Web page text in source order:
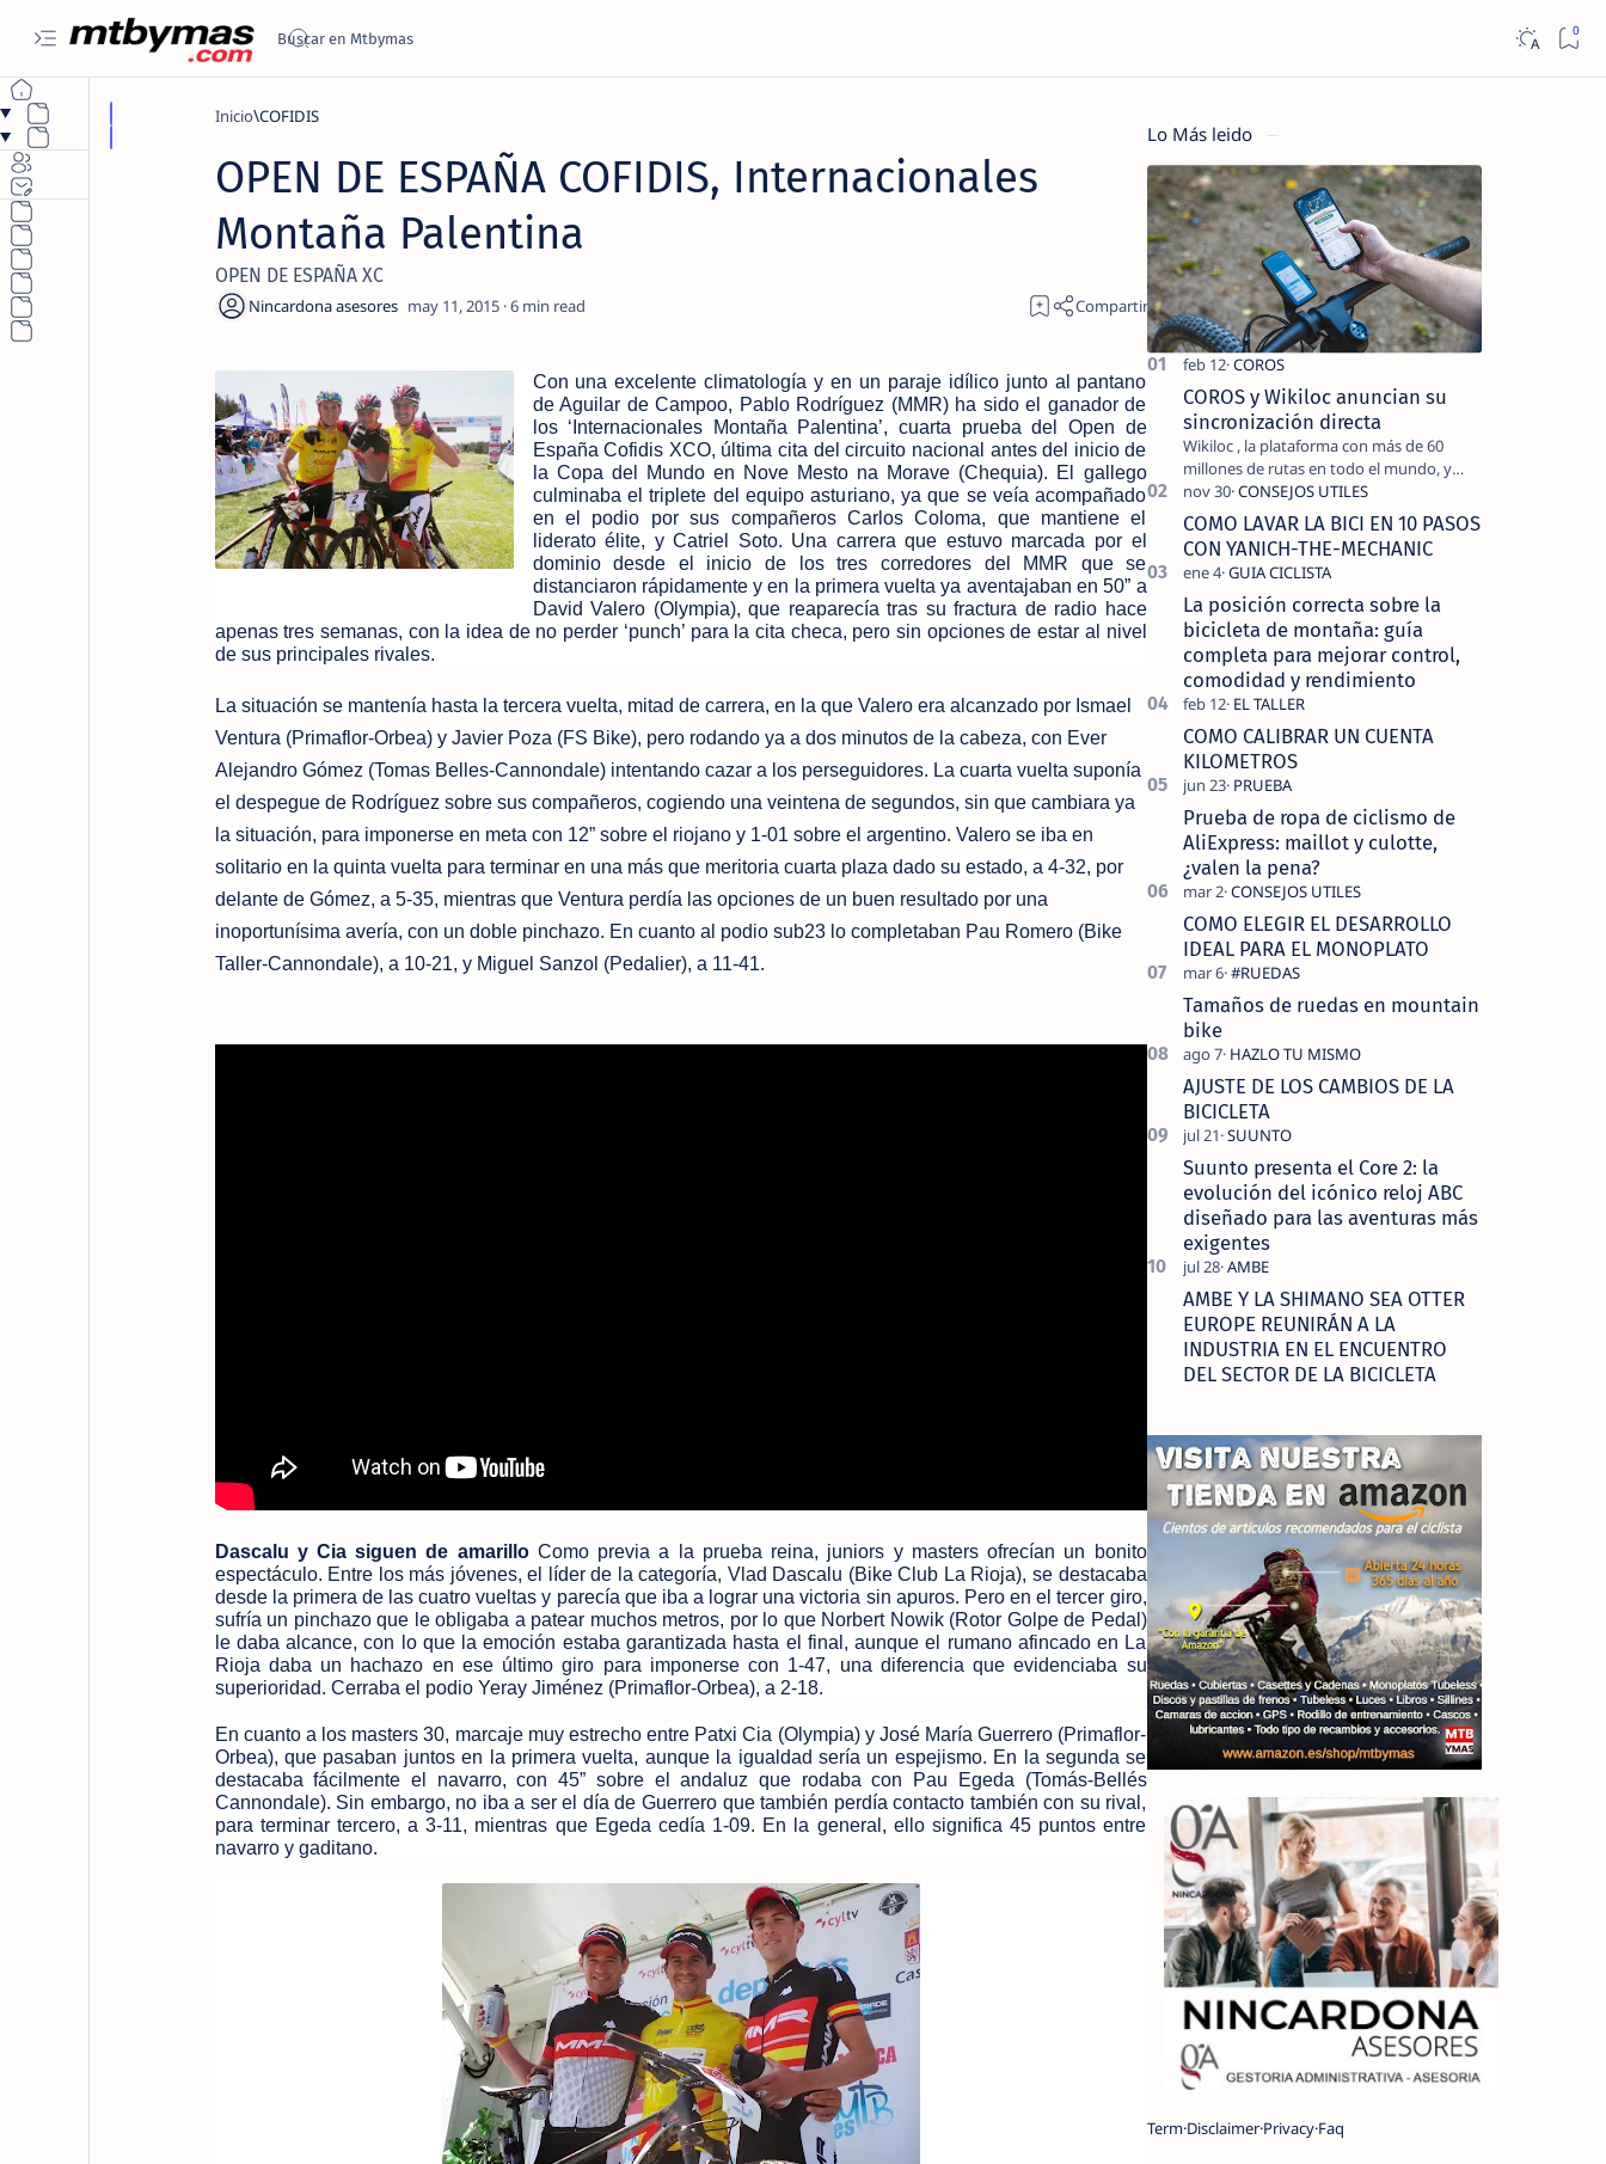
Inicio COFIDIS
OPEN DE ESPAÑA COFIDIS, Internacionales
Montaña Palentina
OPEN DE ESPAÑA XC
6
Con una excelente climatología y en un paraje idílico junto al pantano
de Aguilar de Campoo, Pablo Rodríguez (MMR) ha sido el ganador de
los ‘Internacionales Montaña Palentina’, cuarta prueba del Open de
España Cofidis XCO, última cita del circuito nacional antes del inicio de
la Copa del Mundo en Nove Mesto na Morave (Chequia). El gallego
culminaba el triplete del equipo asturiano, ya que se veía acompañado
en el podio por sus compañeros Carlos Coloma, que mantiene el
liderato élite, y Catriel Soto. Una carrera que estuvo marcada por el
dominio desde el inicio de los tres corredores del MMR que se
distanciaron rápidamente y en la primera vuelta ya aventajaban en 50” a
David Valero (Olympia), que reaparecía tras su fractura de radio hace
apenas tres semanas, con la idea de no perder ‘punch’ para la cita checa, pero sin opciones de estar al nivel
de sus principales rivales.
La situación se mantenía hasta la tercera vuelta, mitad de carrera, en la que Valero era alcanzado por Ismael
Ventura (Primaflor-Orbea) y Javier Poza (FS Bike), pero rodando ya a dos minutos de la cabeza, con Ever
Alejandro Gómez (Tomas Belles-Cannondale) intentando cazar a los perseguidores. La cuarta vuelta suponía
el despegue de Rodríguez sobre sus compañeros, cogiendo una veintena de segundos, sin que cambiara ya
la situación, para imponerse en meta con 12” sobre el riojano y 1-01 sobre el argentino. Valero se iba en
solitario en la quinta vuelta para terminar en una más que meritoria cuarta plaza dado su estado, a 4-32, por
delante de Gómez, a 5-35, mientras que Ventura perdía las opciones de un buen resultado por una
inoportunísima avería, con un doble pinchazo. En cuanto al podio sub23 lo completaban Pau Romero (Bike
Taller-Cannondale), a 10-21, y Miguel Sanzol (Pedalier), a 11-41.
Dascalu y Cia siguen de amarillo Como previa a la prueba reina, juniors y masters ofrecían un bonito
espectáculo. Entre los más jóvenes, el líder de la categoría, Vlad Dascalu (Bike Club La Rioja), se destacaba
desde la primera de las cuatro vueltas y parecía que iba a lograr una victoria sin apuros. Pero en el tercer giro,
sufría un pinchazo que le obligaba a patear muchos metros, por lo que Norbert Nowik (Rotor Golpe de Pedal)
le daba alcance, con lo que la emoción estaba garantizada hasta el final, aunque el rumano afincado en La
Rioja daba un hachazo en ese último giro para imponerse con 1-47, una diferencia que evidenciaba su
superioridad. Cerraba el podio Yeray Jiménez (Primaflor-Orbea), a 2-18.
En cuanto a los masters 30, marcaje muy estrecho entre Patxi Cia (Olympia) y José María Guerrero (Primaflor-
Orbea), que pasaban juntos en la primera vuelta, aunque la igualdad sería un espejismo. En la segunda se
destacaba fácilmente el navarro, con 45” sobre el andaluz que rodaba con Pau Egeda (Tomás-Bellés
Cannondale). Sin embargo, no iba a ser el día de Guerrero que también perdía contacto también con su rival,
para terminar tercero, a 3-11, mientras que Egeda cedía 1-09. En la general, ello significa 45 puntos entre
navarro y gaditano.
Lo Más leido
COROS y Wikiloc anuncian su
sincronización directa
Wikiloc , la plataforma con más de 60
millones de rutas en todo el mundo, y
COROS , marca de dispositivos GPS
reconocida mundialmente por su
tecnolo…
COMO LAVAR LA BICI EN 10 PASOS
CON YANICH-THE-MECHANIC
La posición correcta sobre la
bicicleta de montaña: guía
completa para mejorar control,
comodidad y rendimiento
COMO CALIBRAR UN CUENTA
KILOMETROS
Prueba de ropa de ciclismo de
AliExpress: maillot y culotte,
¿valen la pena?
COMO ELEGIR EL DESARROLLO
IDEAL PARA EL MONOPLATO
Tamaños de ruedas en mountain
bike
AJUSTE DE LOS CAMBIOS DE LA
BICICLETA
Suunto presenta el Core 2: la
evolución del icónico reloj ABC
diseñado para las aventuras más
exigentes
AMBE Y LA SHIMANO SEA OTTER
EUROPE REUNIRÁN A LA
INDUSTRIA EN EL ENCUENTRO
DEL SECTOR DE LA BICICLETA
TermDisclaimerPrivacyFaq